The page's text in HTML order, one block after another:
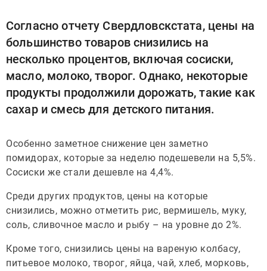
Согласно отчету Свердловскстата, цены на
большинство товаров снизились на
несколько процентов, включая сосиски,
масло, молоко, творог. Однако, некоторые
продукты продолжили дорожать, такие как
сахар и смесь для детского питания.
Особенно заметное снижение цен заметно
помидорах, которые за неделю подешевели на 5,5%.
Сосиски же стали дешевле на 4,4%.
Среди других продуктов, цены на которые
снизились, можно отметить рис, вермишель, муку,
соль, сливочное масло и рыбу – на уровне до 2%.
Кроме того, снизились цены на вареную колбасу,
питьевое молоко, творог, яйца, чай, хлеб, морковь,